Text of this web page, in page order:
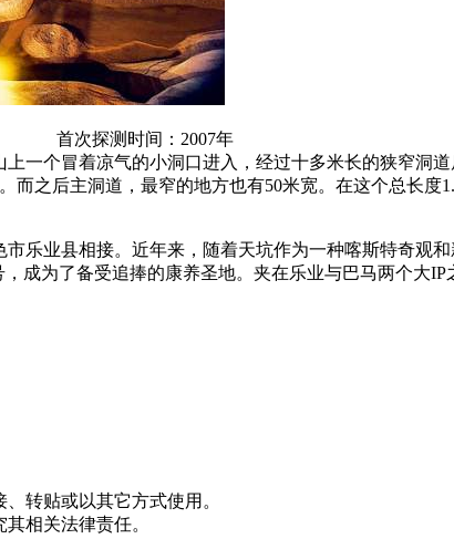
首次探测时间：2007年
一个冒着凉气的小洞口进入，经过十多米长的狭窄洞
之后主洞道，最窄的地方也有50米宽。在这个总长度
乐业县相接。近年来，随着天坑作为一种喀斯特奇观
成为了备受追捧的康养圣地。夹在乐业与巴马两个大
转贴或以其它方式使用。
相关法律责任。